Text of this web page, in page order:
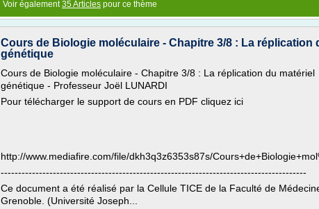
Voir également35 Articles pour ce thème
Cours de Biologie moléculaire - Chapitre 3/8 : La réplication
génétique
Cours de Biologie moléculaire - Chapitre 3/8 : La réplication du matériel
génétique - Professeur Joël LUNARDI
Pour télécharger le support de cours en PDF cliquez ici
http://www.mediafire.com/file/dkh3q3z6353s87s/
----------------------------------------------------------------------------------------
Ce document a été réalisé par la Cellule TICE de la Faculté de
Grenoble. (Université Joseph...